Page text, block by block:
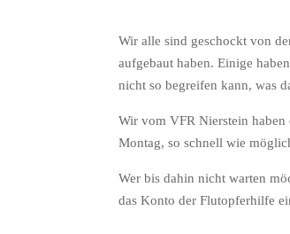
Wir alle sind geschockt von
aufgebaut haben. Einige
nicht so begreifen kann, was
Wir vom VFR Nierstein haben
Montag, so schnell wie
Wer bis dahin nicht warten
das Konto der Flutopferhilfe